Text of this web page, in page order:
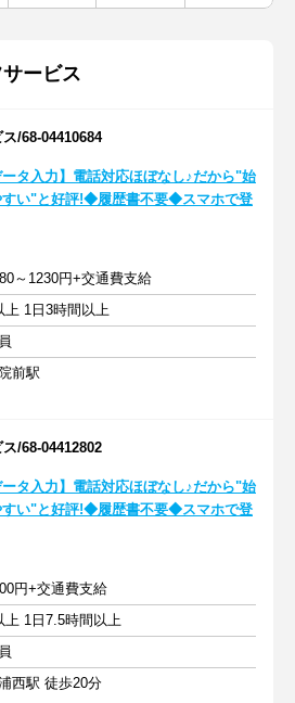
ービス
/68-04410684
ータ入力】電話対応ほぼなし♪だから"始
すい"と好評!◆履歴書不要◆スマホで登
～1230円+交通費支給
上 1日3時間以上
前駅
/68-04412802
ータ入力】電話対応ほぼなし♪だから"始
すい"と好評!◆履歴書不要◆スマホで登
円+交通費支給
上 1日7.5時間以上
西駅 徒歩20分